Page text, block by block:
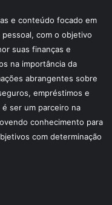
e conteúdo focado em
com o objetivo
suas finanças e
na importância da
abrangentes sobre
empréstimos e
ser um parceiro na
conhecimento para
com determinação